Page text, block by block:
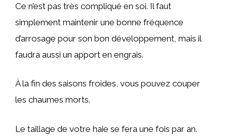
Ce n’est pas très compliqué en soi. Il faut
simplement maintenir une bonne fréquence
d’arrosage pour son bon développement, mais il
faudra aussi un apport en engrais.
À la fin des saisons froides, vous pouvez couper
les chaumes morts.
Le taillage de votre haie se fera une fois par an.